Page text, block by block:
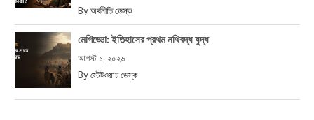
By অর্থনীতি ডেস্ক
মেগিড্ডো: ইতিহাসের প্রথম নথিবদ্ধ যুদ্ধ
আগস্ট ১, ২০২৬
By স্টেটওয়াচ ডেস্ক